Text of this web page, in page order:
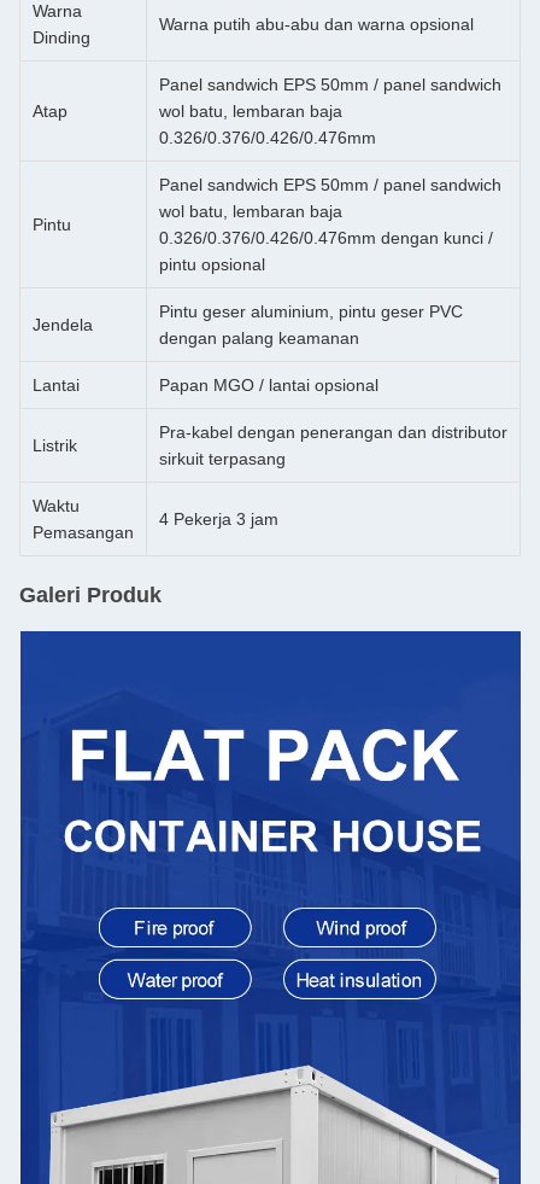
Warna
Dinding
Warna putih abu-abu dan warna opsional
Atap
Panel sandwich EPS 50mm / panel sandwich
wol batu, lembaran baja
0.326/0.376/0.426/0.476mm
Pintu
Panel sandwich EPS 50mm / panel sandwich
wol batu, lembaran baja
0.326/0.376/0.426/0.476mm dengan kunci /
pintu opsional
Jendela
Pintu geser aluminium, pintu geser PVC
dengan palang keamanan
Lantai Papan MGO / lantai opsional
Listrik
Pra-kabel dengan penerangan dan distributor
sirkuit terpasang
Waktu
Pemasangan
4 Pekerja 3 jam
Galeri Produk